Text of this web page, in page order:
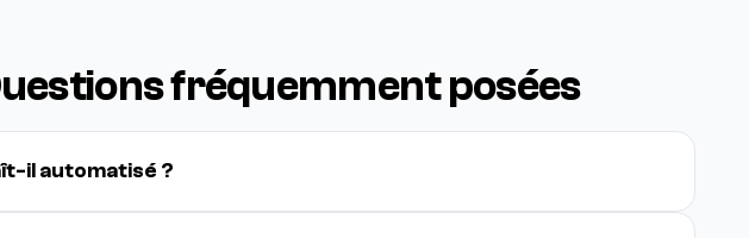
fréquemment posées
il automatisé ?